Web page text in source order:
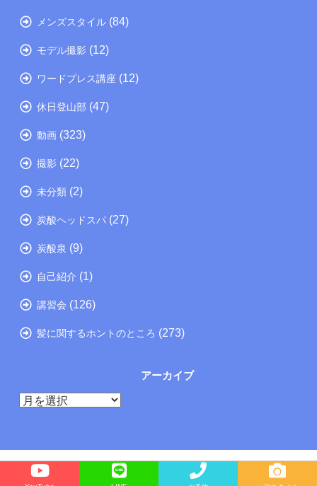
メンズスタイル (84)
モデル撮影 (12)
ワードプレス講座 (12)
休日登山部 (47)
動画 (323)
撮影 (22)
未分類 (2)
炭酸ヘッドスパ (27)
炭酸泉 (9)
自己紹介 (1)
講習会 (126)
髪に関するホントのところ (273)
アーカイブ
ア
ブ
Copyright©
たつの市の美容院メーカー講師が教えるぺったんこ髪の解決方法ブログ, 2025 All